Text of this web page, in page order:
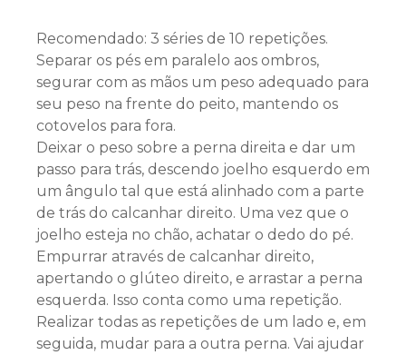
Recomendado: 3 séries de 10 repetições.
Separar os pés em paralelo aos ombros,
segurar com as mãos um peso adequado para
seu peso na frente do peito, mantendo os
cotovelos para fora.
Deixar o peso sobre a perna direita e dar um
passo para trás, descendo joelho esquerdo em
um ângulo tal que está alinhado com a parte
de trás do calcanhar direito. Uma vez que o
joelho esteja no chão, achatar o dedo do pé.
Empurrar através de calcanhar direito,
apertando o glúteo direito, e arrastar a perna
esquerda. Isso conta como uma repetição.
Realizar todas as repetições de um lado e, em
seguida, mudar para a outra perna. Vai ajudar